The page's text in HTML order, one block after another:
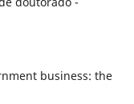
business: the